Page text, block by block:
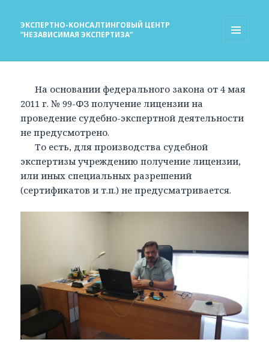
ЭКСПЕРТНО-КОНСАЛТИНГОВЫЙ ЦЕНТР
“НЕЗАВИСИМАЯ ЭКСПЕРТИЗА”
На основании федерального закона от 4 мая
2011 г. № 99-ФЗ получение лицензии на
проведение судебно-экспертной деятельности
не предусмотрено.
То есть, для производства судебной
экспертизы учреждению получение лицензии,
или иных специальных разрешений
(сертификатов и т.п.) не предусматривается.